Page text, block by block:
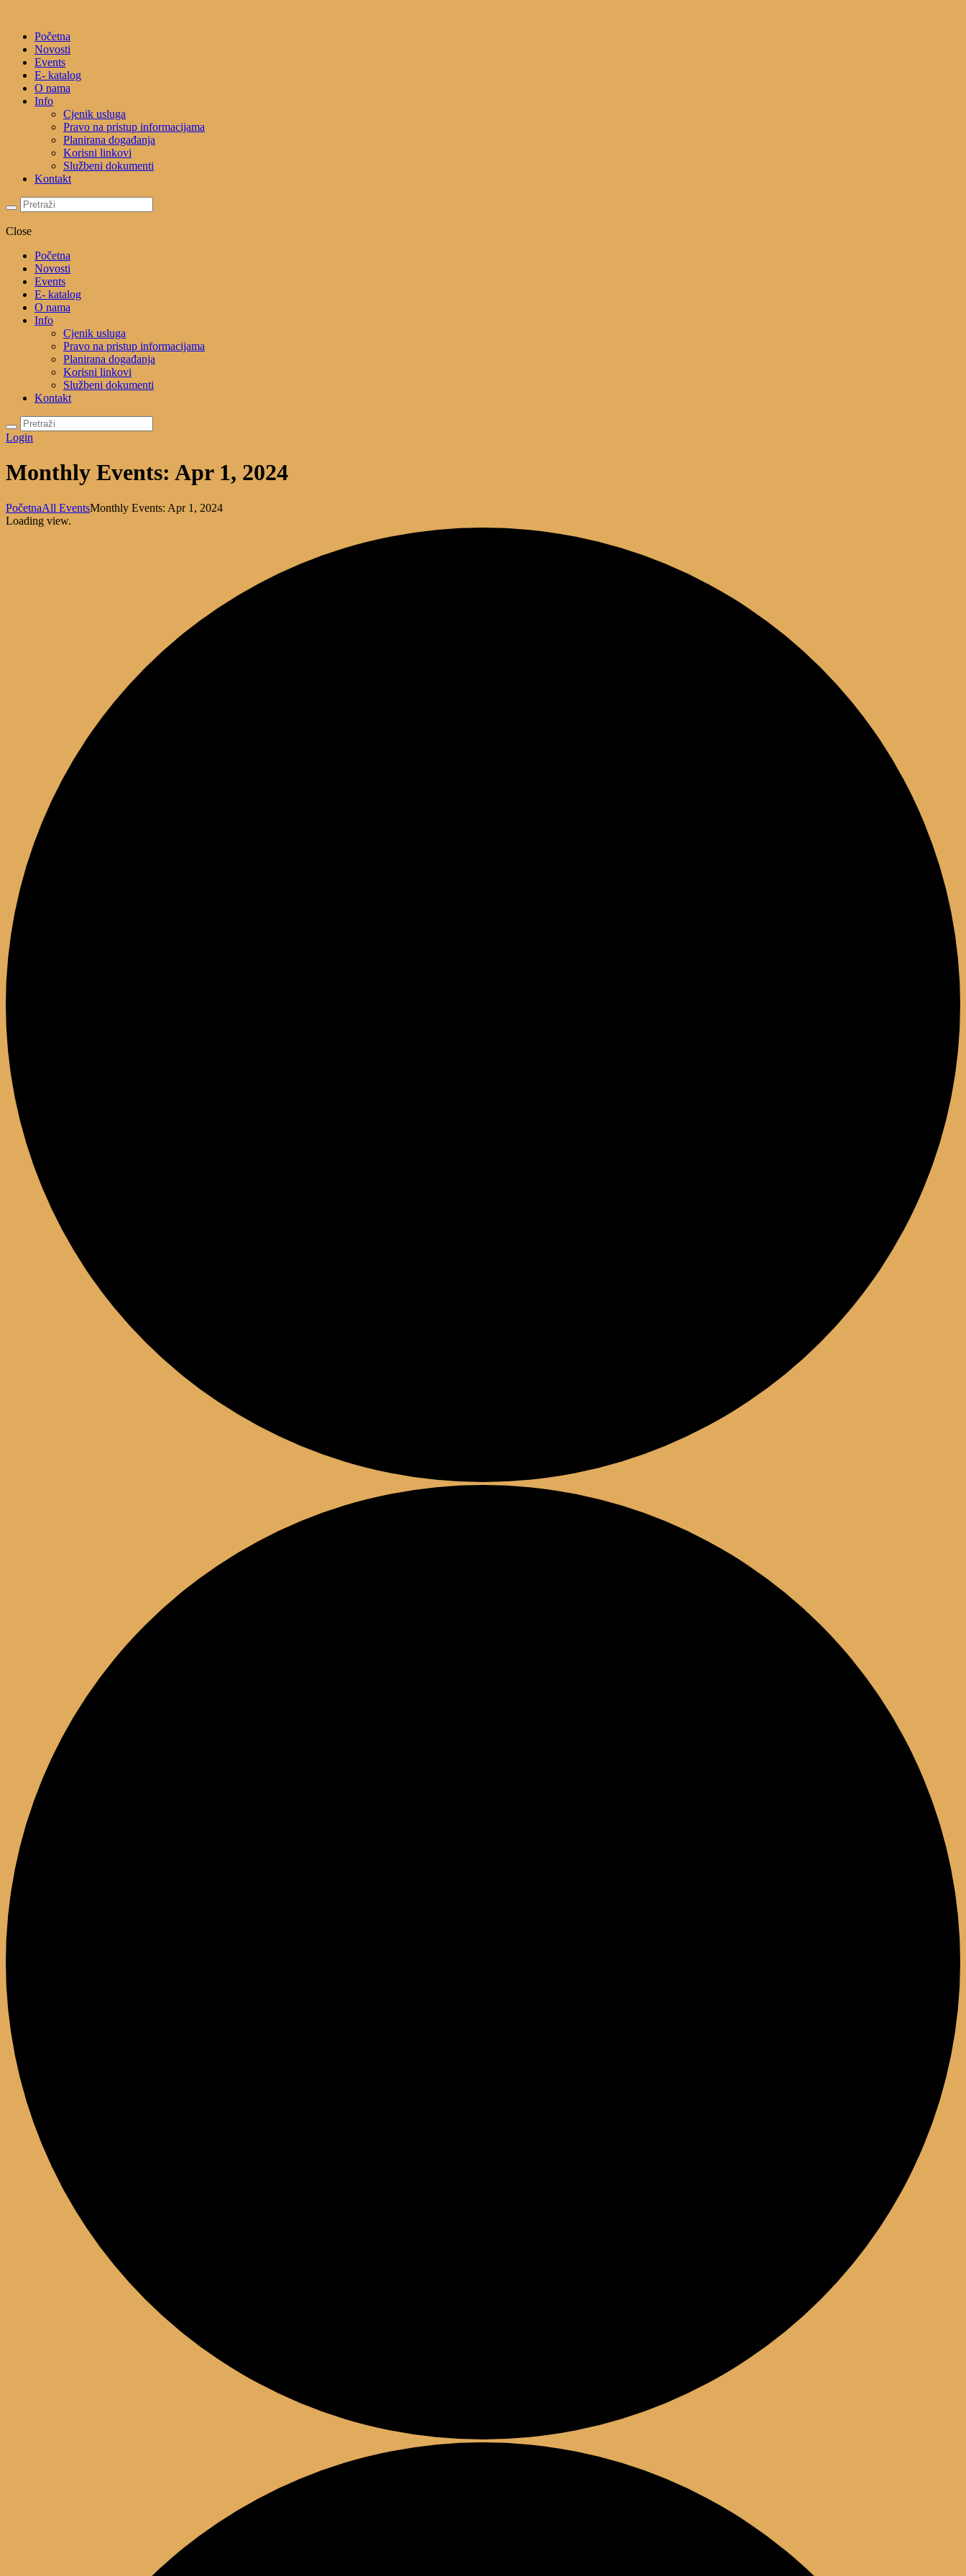
Početna
Novosti
Events
E- katalog
O nama
Info
Cjenik usluga
Pravo na pristup informacijama
Planirana događanja
Korisni linkovi
Službeni dokumenti
Kontakt
Close
Početna
Novosti
Events
E- katalog
O nama
Info
Cjenik usluga
Pravo na pristup informacijama
Planirana događanja
Korisni linkovi
Službeni dokumenti
Kontakt
Login
Monthly Events: Apr 1, 2024
PočetnaAll EventsMonthly Events: Apr 1, 2024
Loading view.